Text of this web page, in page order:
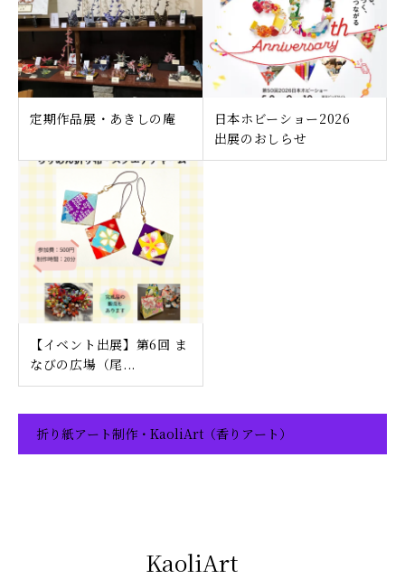
定期作品展・あきしの庵
日本ホビーショー2026
出展のおしらせ
【イベント出展】第6回 ま
なびの広場（尾...
折り紙アート制作・KaoliArt（香りアート）
KaoliArt